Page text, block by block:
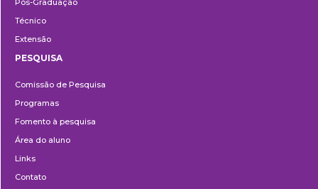
Técnico
Extensão
PESQUISA
Comissão de Pesquisa
Programas
Fomento à pesquisa
Área do aluno
Links
Contato